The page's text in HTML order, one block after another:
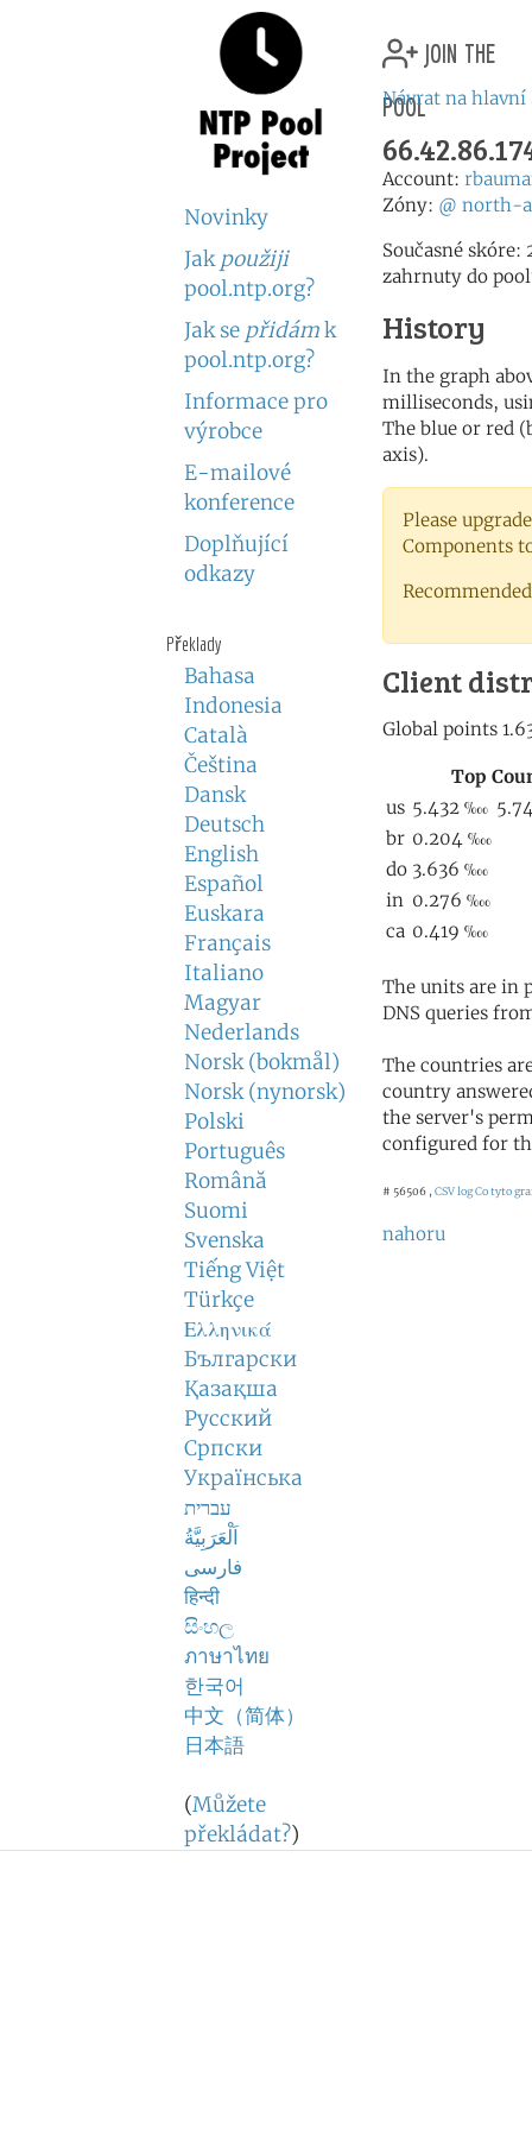
Novinky
Jak použiji
pool.ntp.org?
Jak se přidámk
pool.ntp.org?
Informace pro
výrobce
E-mailové
konference
Doplňující
odkazy
Překlady
Bahasa
Indonesia
Català
Čeština
Dansk
Deutsch
English
Español
Euskara
Français
Italiano
Magyar
Nederlands
Norsk (bokmål)
Norsk (nynorsk)
Polski
Português
Română
Suomi
Svenska
Tiếng Việt
Türkçe
Ελληνικά
Български
Қазақша
Русский
Српски
Українська
עברית
اَلْعَرَبِيَّةُ
فارسی
हिन्दी
සිංහල
ภาษาไทย
한국어
中文（简体）
日本語
(Můžete
překládat?)
join the
pool
Návrat na hlavní
Account:
Zóny: @ north-
Současné skóre:
zahrnuty do
History
In the graph
milliseconds,
The blue or red
axis).
Please
Components
Client
The units are in
DNS queries
The countries
country
the server's
configured for
# 56506 , CSV logCo tyto
nahoru